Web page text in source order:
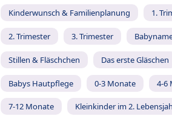
Kinderwunsch & Familienplanung 1.
2. Trimester 3. Trimester
Stillen & Fläschchen Das erste Gläschen
Babys Hautpflege 0-3 Monate 4-6
7-12 Monate Kleinkinder im 2.